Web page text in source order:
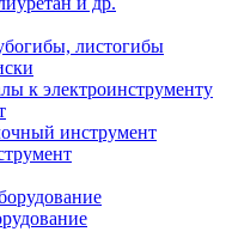
листогибы
к электроинструменту
инструмент